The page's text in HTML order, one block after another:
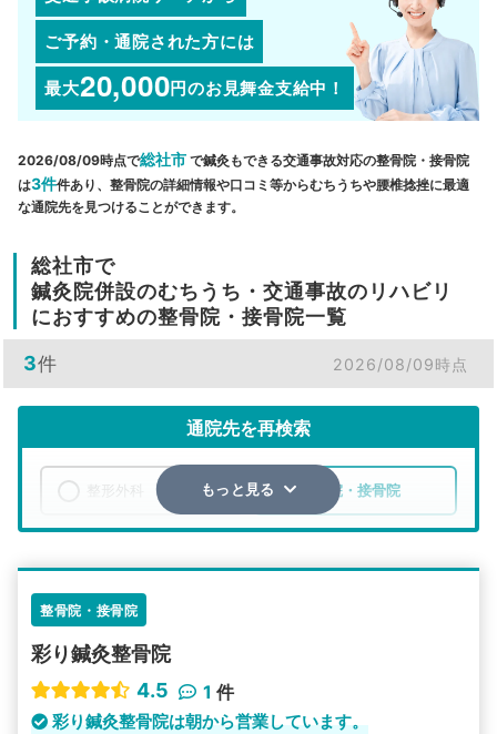
ご予約・通院された方には
最大20,000円のお見舞金支給中！
2026/08/09時点で総社市 で鍼灸もできる交通事故対応の整骨院・接骨院
は3件件あり、整骨院の詳細情報や口コミ等からむちうちや腰椎捻挫に最適
な通院先を見つけることができます。
総社市で
鍼灸院併設のむちうち・交通事故のリハビリ
におすすめの整骨院・接骨院一覧
3件 2026/08/09時点
通院先を再検索
整骨院・接骨院
その他の検索方法
もっと見る
整骨院・接骨院
彩り鍼灸整骨院
4.5
1 件
彩り鍼灸整骨院は朝から営業しています。